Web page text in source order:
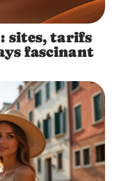
sites, tarifs
fascinant